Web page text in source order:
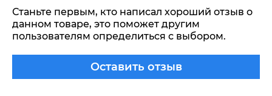
Оставить отзыв
Станьте первым, кто написал хороший отзыв о
данном товаре, это поможет другим
пользователям определиться с выбором.